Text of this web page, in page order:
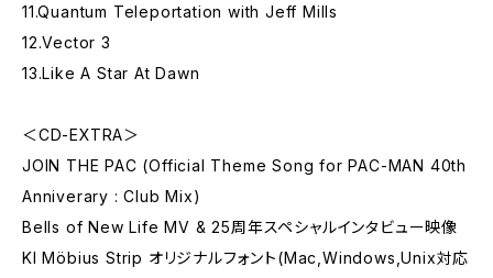
11.Quantum Teleportation with Jeff Mills
12.Vector 3
13.Like A Star At Dawn
＜CD-EXTRA＞
JOIN THE PAC (Official Theme Song for PAC-MAN 40th
Anniverary : Club Mix)
Bells of New Life MV & 25周年スペシャルインタビュー映像
KI Möbius Strip オリジナルフォント(Mac,Windows,Unix対応